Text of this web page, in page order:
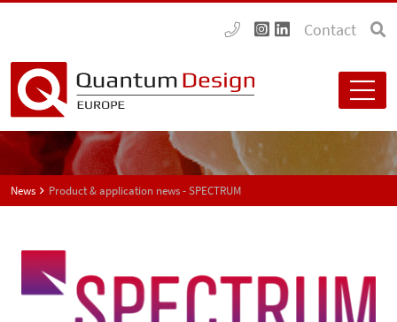
Contact
News Product & application news - SPECTRUM